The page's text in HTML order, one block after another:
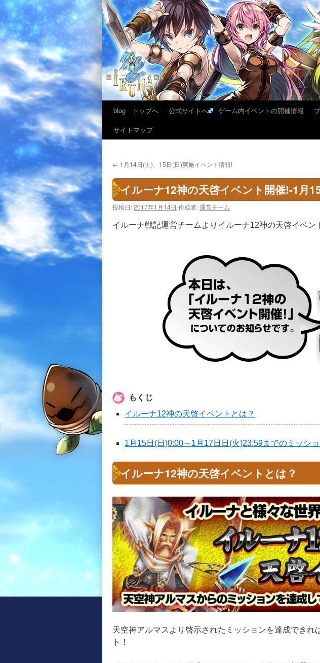
blog トップへ 公式サイトへ ゲーム内イベントの開催情報
サイトマップ
← 1月14日(土)、15日(日)実施イベント情報!
イルーナ12神の天啓イベント開催!-1月
投稿日:2017年1月14日 作成者:運営チーム
イルーナ戦記運営チームよりイルーナ12神の天啓イベン
もくじ
イルーナ12神の天啓イベントとは？
1月15日(日)0:00～1月17日日(火)23:59までのミッシ
イルーナ12神の天啓イベントとは？
天空神アルマスより啓示されたミッションを達成できれ
ト！